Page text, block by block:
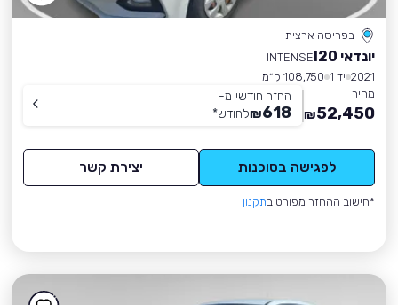
בפריסה ארצית
יונדאי I20
INTENSE
2021 יד 1
108,750 ק״מ
מחיר
52,450
₪
החזר חודשי מ-
618
₪לחודש*
לפגישה בסוכנות יצירת קשר
*חישוב ההחזר מפורט בתקנון